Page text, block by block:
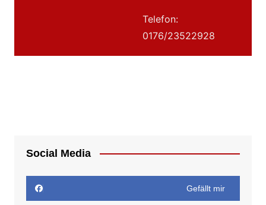
Telefon:
0176/23522928
Social Media
Gefällt mir